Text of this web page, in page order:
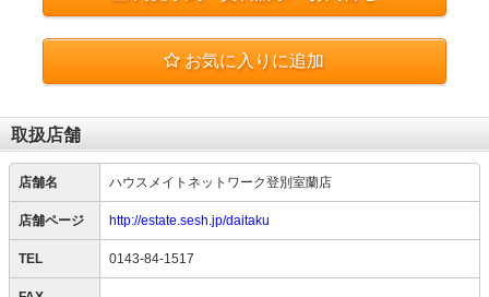
お気に入りに追加
取扱店舗
店舗名 ハウスメイトネットワーク登別室蘭店
店舗ページ http://estate.sesh.jp/daitaku
TEL 0143-84-1517